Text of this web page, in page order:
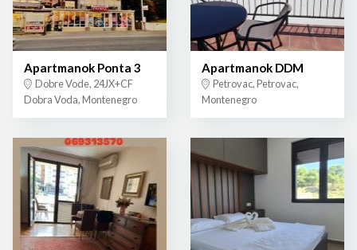
Apartmanok Ponta 3
Dobre Vode, 24JX+CF
Dobra Voda, Montenegro
Apartmanok DDM
Petrovac, Petrovac,
Montenegro